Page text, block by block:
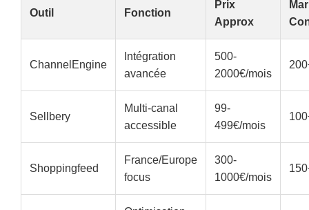
Outil Fonction
Prix
Approx
ChannelEngine
Intégration
avancée
500-
2000€/mois
Sellbery
Multi-canal
accessible
99-
499€/mois
Shoppingfeed
France/Europe
focus
300-
1000€/mois